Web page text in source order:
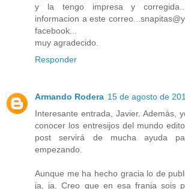
y la tengo impresa y
informacion a este
facebook...
muy agradecido.
Responder
Armando Rodera 15 de agosto de
Interesante entrada, Javier. Además,
conocer los entresijos del mundo
post servirá de mucha ayuda
empezando.
Aunque me ha hecho gracia lo de
ja, ja. Creo que en esa franja sois